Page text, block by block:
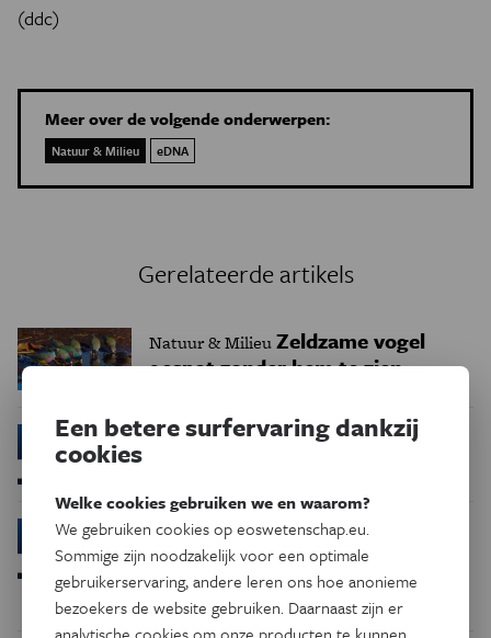
(ddc)
Meer over de volgende onderwerpen:
Natuur & Milieu eDNA
Gerelateerde artikels
Natuur & MilieuZeldzame vogel
gespot zonder hem te zien
Natuur & MilieuLoch Ness krijgt
Natuur & MilieuBiologen spotten
DNA
Een betere surfervaring dankzij
cookies
Welke cookies gebruiken we en waarom?
We gebruiken cookies op eoswetenschap.eu.
Sommige zijn noodzakelijk voor een optimale
gebruikerservaring, andere leren ons hoe anonieme
bezoekers de website gebruiken. Daarnaast zijn er